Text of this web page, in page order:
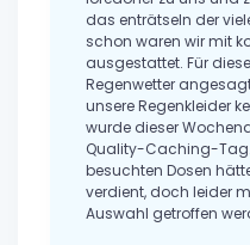
das enträtseln der
schon waren wir mit
ausgestattet. Für
Regenwetter
unsere Regenkleider
wurde dieser
Quality-Caching-
besuchten Dosen
verdient, doch leider
Auswahl getroffen